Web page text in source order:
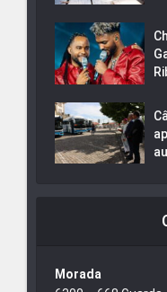
Morada